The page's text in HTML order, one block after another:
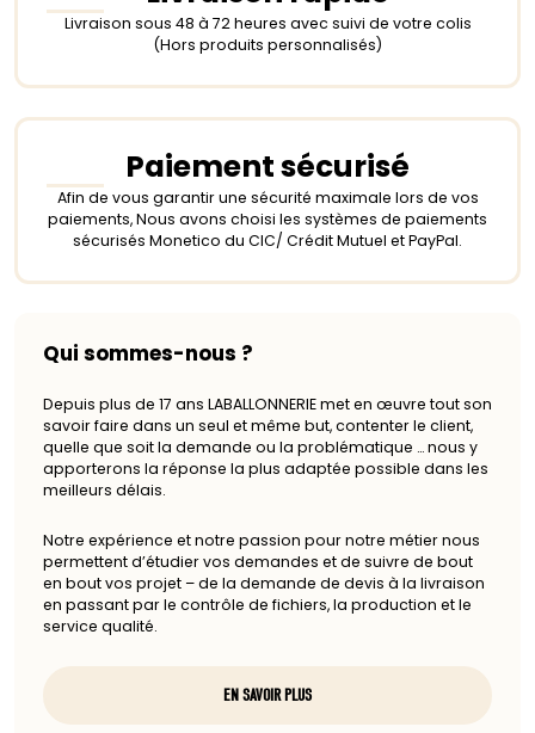
Livraison sous 48 à 72 heures avec suivi de votre colis
(Hors produits personnalisés)
Paiement sécurisé
Afin de vous garantir une sécurité maximale lors de vos
paiements, Nous avons choisi les systèmes de paiements
sécurisés Monetico du CIC/ Crédit Mutuel et PayPal.
Qui sommes-nous ?
Depuis plus de 17 ans LABALLONNERIE met en œuvre tout son
savoir faire dans un seul et même but, contenter le client,
quelle que soit la demande ou la problématique … nous y
apporterons la réponse la plus adaptée possible dans les
meilleurs délais.
Notre expérience et notre passion pour notre métier nous
permettent d’étudier vos demandes et de suivre de bout
en bout vos projet – de la demande de devis à la livraison
en passant par le contrôle de fichiers, la production et le
service qualité.
EN SAVOIR PLUS